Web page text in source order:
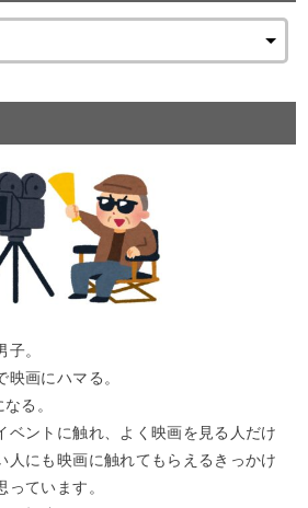
。
画にハマる。
る。
ベントに触れ、よく映画を見る人だけ
人にも映画に触れてもらえるきっかけ
ています。